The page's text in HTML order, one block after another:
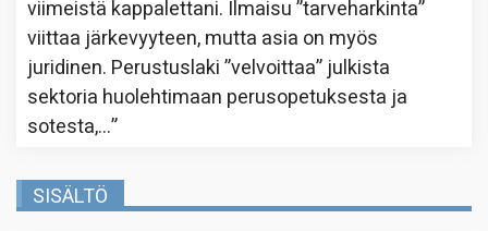
viimeistä kappalettani. Ilmaisu ”tarveharkinta”
viittaa järkevyyteen, mutta asia on myös
juridinen. Perustuslaki ”velvoittaa” julkista
sektoria huolehtimaan perusopetuksesta ja
sotesta,…”
SISÄLTÖ